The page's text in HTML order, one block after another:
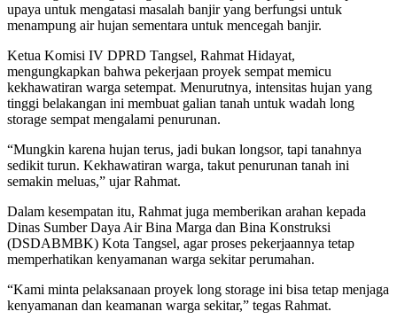
upaya untuk mengatasi masalah banjir yang berfungsi untuk
menampung air hujan sementara untuk mencegah banjir.
Ketua Komisi IV DPRD Tangsel, Rahmat Hidayat,
mengungkapkan bahwa pekerjaan proyek sempat memicu
kekhawatiran warga setempat. Menurutnya, intensitas hujan yang
tinggi belakangan ini membuat galian tanah untuk wadah long
storage sempat mengalami penurunan.
“Mungkin karena hujan terus, jadi bukan longsor, tapi tanahnya
sedikit turun. Kekhawatiran warga, takut penurunan tanah ini
semakin meluas,” ujar Rahmat.
Dalam kesempatan itu, Rahmat juga memberikan arahan kepada
Dinas Sumber Daya Air Bina Marga dan Bina Konstruksi
(DSDABMBK) Kota Tangsel, agar proses pekerjaannya tetap
memperhatikan kenyamanan warga sekitar perumahan.
“Kami minta pelaksanaan proyek long storage ini bisa tetap menjaga
kenyamanan dan keamanan warga sekitar,” tegas Rahmat.